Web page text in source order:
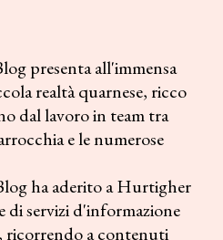
presenta all'immensa
realtà quarnese, ricco
dal lavoro in team tra
e le numerose
ha aderito a Hurtigher
servizi d'informazione
ricorrendo a contenuti